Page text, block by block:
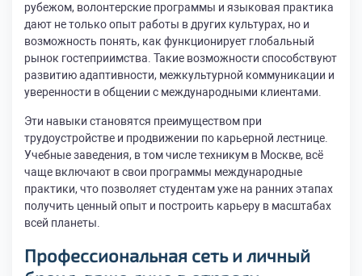
рубежом, волонтерские программы и языковая практика
дают не только опыт работы в других культурах, но и
возможность понять, как функционирует глобальный
рынок гостеприимства. Такие возможности способствуют
развитию адаптивности, межкультурной коммуникации и
уверенности в общении с международными клиентами.
Эти навыки становятся преимуществом при
трудоустройстве и продвижении по карьерной лестнице.
Учебные заведения, в том числе техникум в Москве, всё
чаще включают в свои программы международные
практики, что позволяет студентам уже на ранних этапах
получить ценный опыт и построить карьеру в масштабах
всей планеты.
Профессиональная сеть и личный